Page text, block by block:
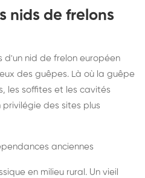
nids de frelons
d'un nid de frelon européen
des guêpes. Là où la guêpe
les soffites et les cavités
des sites plus
anciennes
en milieu rural. Un vieil